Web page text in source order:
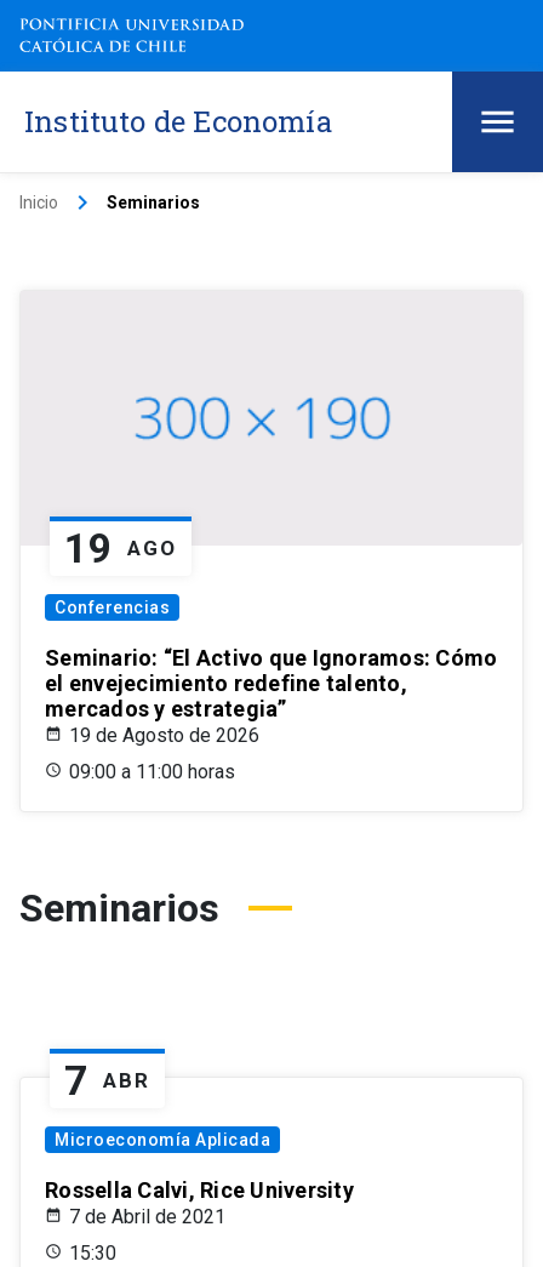
Instituto de Economía
Inicio keyboard_arrow_right Seminarios
19 AGO
Conferencias
Seminario: “El Activo que Ignoramos: Cómo
el envejecimiento redefine talento,
mercados y estrategia”
19 de Agosto de 2026
09:00 a 11:00 horas
Seminarios
7 ABR
Microeconomía Aplicada
Rossella Calvi, Rice University
7 de Abril de 2021
15:30